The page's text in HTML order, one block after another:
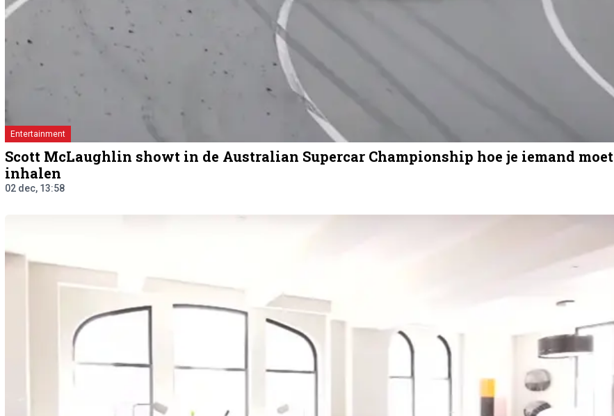
Entertainment
Scott McLaughlin showt in de Australian Supercar Championship hoe je iemand moet
inhalen
02 dec, 13:58